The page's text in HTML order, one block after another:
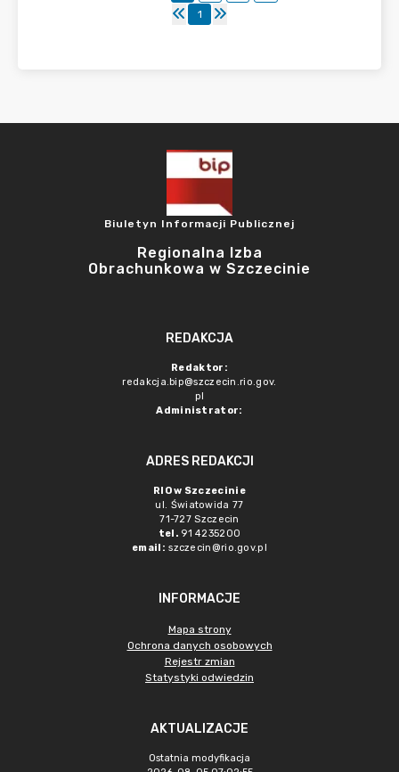
1
Biuletyn Informacji Publicznej
Regionalna Izba
Obrachunkowa w Szczecinie
REDAKCJA
Redaktor:
redakcja.bip@szczecin.rio.gov.
pl
Administrator:
ADRES REDAKCJI
RIO w Szczecinie
ul. Światowida 77
71-727 Szczecin
tel. 91 4235200
email: szczecin@rio.gov.pl
INFORMACJE
Mapa strony
Ochrona danych osobowych
Rejestr zmian
Statystyki odwiedzin
AKTUALIZACJE
Ostatnia modyfikacja